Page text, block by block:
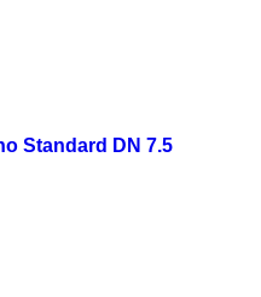
Standard DN 7.5